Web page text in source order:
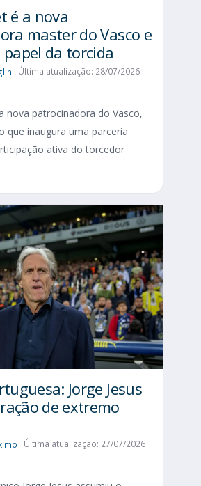
é a nova
master do Vasco e
da torcida
Última atualização: 28/07/2026
nova patrocinadora do Vasco,
que inaugura uma parceria
ativa do torcedor
Jorge Jesus
de extremo
Última atualização: 27/07/2026